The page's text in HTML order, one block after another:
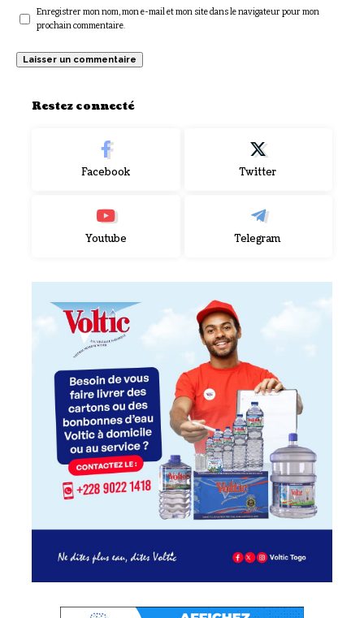
Enregistrer mon nom, mon e-mail et mon site dans le navigateur pour mon
prochain commentaire.
Restez connecté
Facebook Twitter
Youtube Telegram